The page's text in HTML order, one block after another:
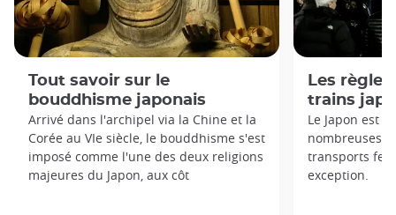
Tout savoir sur le
bouddhisme japonais
Arrivé dans l'archipel via la Chine et la
Corée au VIe siècle, le bouddhisme s'est
imposé comme l'une des deux religions
majeures du Japon, aux côt
Les
trains
Le Japon est
nombreuses
transports
exception.